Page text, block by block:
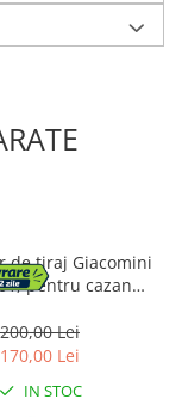
de tiraj Giacomini
pentru cazane
3/4” filet exterior,
30-100°C
200,00 Lei
170,00 Lei
IN STOC